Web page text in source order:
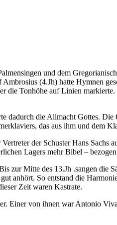
und dem
(4.Jh) hatte Hymnen
Tonhöhe auf Linien
dadurch die Allmacht Gottes.
das aus ihm und dem
der Schuster Hans Sachs
Lagers mehr Bibel –
Mitte des 13.Jh .sangen die
anhört. So entstand die
Zeit waren Kastrate.
Einer von ihnen war Antonio